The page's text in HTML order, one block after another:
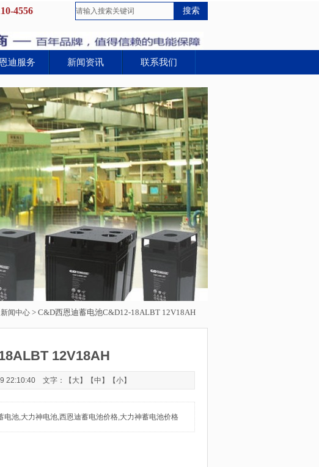
4556
迪服务 新闻资讯 联系我们
新闻中心 > C&D西恩迪蓄电池C&D12-18ALBT 12V18AH
12V18AH
22:10:40 文字：【 大】【中 】【小】
池,大力神电池,西恩迪蓄电池价格,大力神蓄电池价格